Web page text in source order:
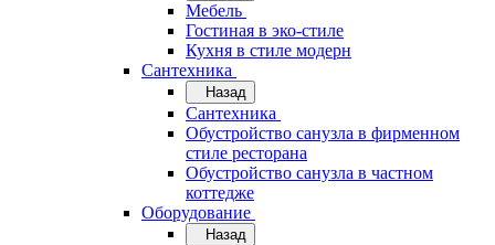
Мебель
Гостиная в эко-стиле
Кухня в стиле модерн
Сантехника
Назад
Сантехника
Обустройство санузла в фирменном
стиле ресторана
Обустройство санузла в частном
коттедже
Оборудование
Назад